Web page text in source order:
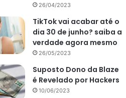
26/04/2023
TikTok vai acabar até o
dia 30 de junho? saiba a
verdade agora mesmo
26/05/2023
Suposto Dono da Blaze
é Revelado por Hackers
10/06/2023